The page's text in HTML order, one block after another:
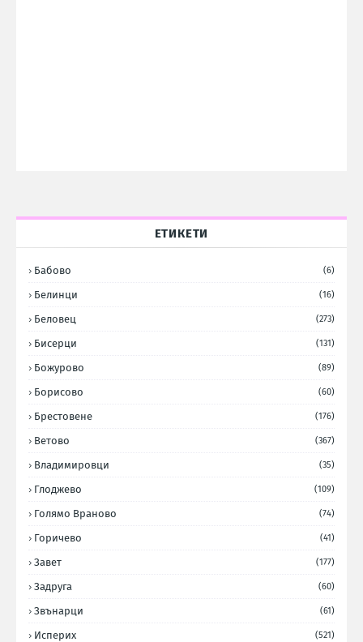
ЕТИКЕТИ
Бабово (6)
Белинци (16)
Беловец (273)
Бисерци (131)
Божурово (89)
Борисово (60)
Брестовене (176)
Ветово (367)
Владимировци (35)
Глоджево (109)
Голямо Враново (74)
Горичево (41)
Завет (177)
Задруга (60)
Звънарци (61)
Исперих (521)